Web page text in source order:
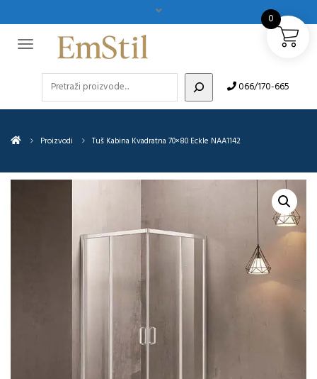
066/170-665
Proizvodi Tuš Kabina Kvadratna 70×80 Eckle NAA1142
0